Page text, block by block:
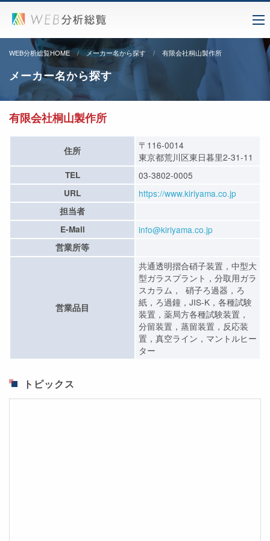
WEB分析総覧HOME メーカー名から探す 有限会社桐山製作所
メーカー名から探す
有限会社桐山製作所
住所
〒116-0014
東京都荒川区東日暮里2-31-11
TEL 03-3802-0005
URL https://www.kiriyama.co.jp
担当者
E-Mail
info@kiriyama.co.jp
営業所等
営業品目
共通透明摺合硝子装置，中型大
型ガラスプラント，分取用ガラ
スカラム， 硝子ろ過器，ろ
紙，ろ過鐘，JIS-K，各種試験
装置，薬局方各種試験装置，
分留装置，蒸留装置，反応装
置，真空ライン，マントルヒー
ター
トピックス